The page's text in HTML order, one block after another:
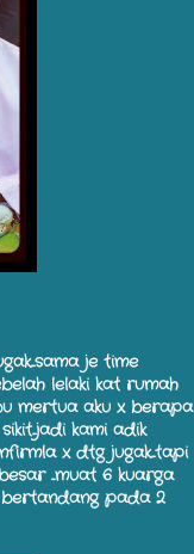
je time
lelaki kat rumah
mertua aku x berapa
kami adik
x dtg jugak...tapi
...muat 6 kuarga
bertandang pada 2